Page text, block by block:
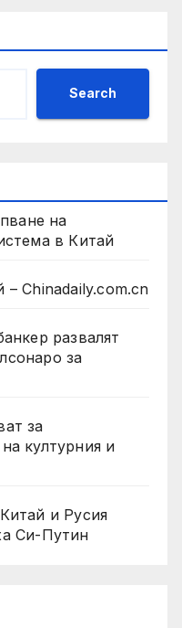
Search
на
в Китай
Chinadaily.com.cn
развалят
за
за
културния и
и Русия
Си-Путин